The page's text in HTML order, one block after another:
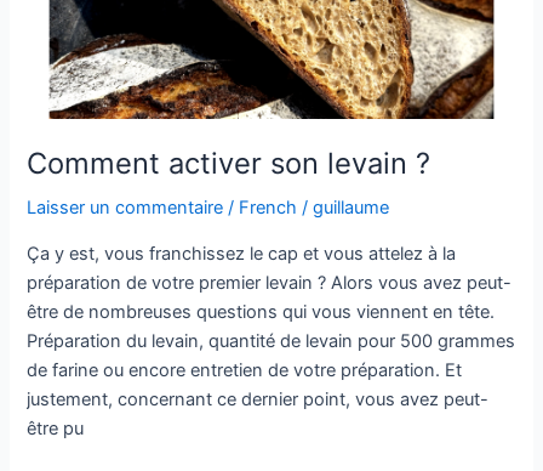
Comment activer son levain ?
Laisser un commentaire / French /guillaume
Ça y est, vous franchissez le cap et vous attelez à la
préparation de votre premier levain ? Alors vous avez peut-
être de nombreuses questions qui vous viennent en tête.
Préparation du levain, quantité de levain pour 500 grammes
de farine ou encore entretien de votre préparation. Et
justement, concernant ce dernier point, vous avez peut-
être pu